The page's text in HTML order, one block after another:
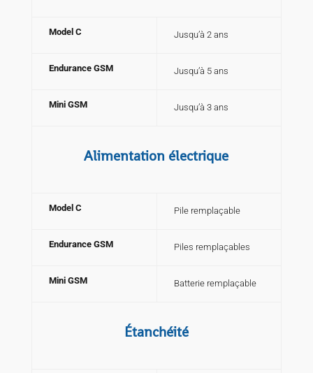
Model C Jusqu’à 2 ans
Endurance GSM Jusqu’à 5 ans
Mini GSM Jusqu’à 3 ans
Alimentation électrique
Model C Pile remplaçable
Endurance GSM Piles remplaçables
Mini GSM Batterie remplaçable
Étanchéité